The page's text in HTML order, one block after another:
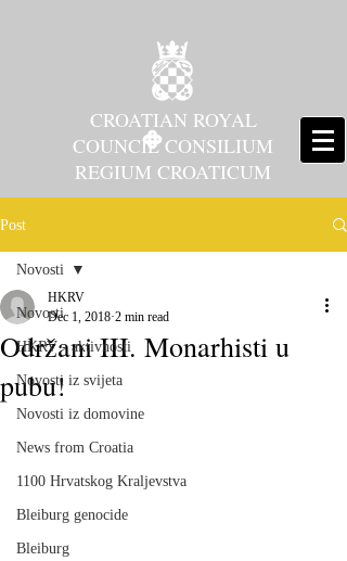
CROATIAN ROYAL
COUNCIL CONSILIUM
REGIUM CROATICUM
Post
Novosti
HKRV - aktivnosti
Novosti iz svijeta
Novosti iz domovine
News from Croatia
1100 Hrvatskog Kraljevstva
Bleiburg genocide
Bleiburg
Novosti
Održani III. Monarhisti u
pubu!
HKRV
Dec 1, 2018 2 min read